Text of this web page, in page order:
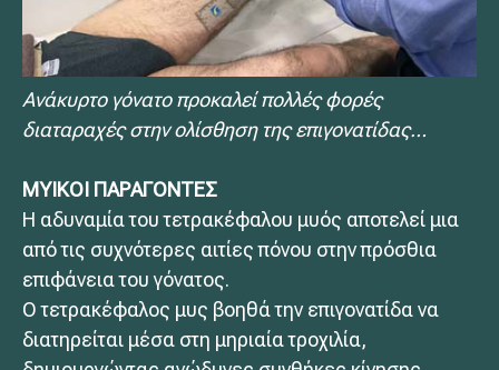
Ανάκυρτο γόνατο προκαλεί πολλές φορές
διαταραχές στην ολίσθηση της επιγονατίδας…
ΜΥΙΚΟΙ ΠΑΡΑΓΟΝΤΕΣ
Η αδυναμία του τετρακέφαλου μυός αποτελεί μια
από τις συχνότερες αιτίες πόνου στην πρόσθια
επιφάνεια του γόνατος.
Ο τετρακέφαλος μυς βοηθά την επιγονατίδα να
διατηρείται μέσα στη μηριαία τροχιλία,